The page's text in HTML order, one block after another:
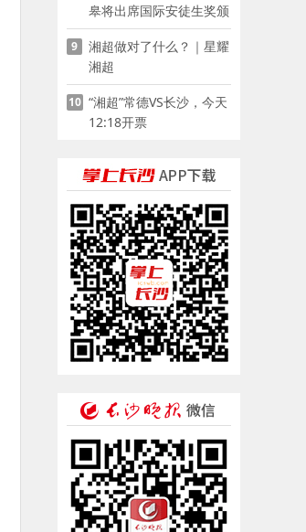
皋将出席国际安徒生奖颁
奖典礼并领奖
9
湘超做对了什么？｜星耀
湘超
10 “湘超”常德VS长沙，今天
12:18开票